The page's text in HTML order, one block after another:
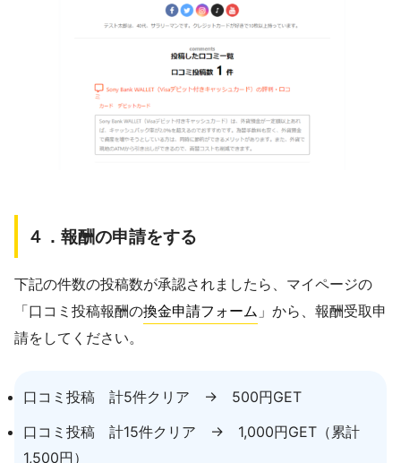
４．報酬の申請をする
下記の件数の投稿数が承認されましたら、マイページの
「口コミ投稿報酬の換金申請フォーム 」から、報酬受取申
請をしてください。
口コミ投稿 計5件クリア → 500円GET
口コミ投稿 計15件クリア → 1,000円GET（累計
1,500円）